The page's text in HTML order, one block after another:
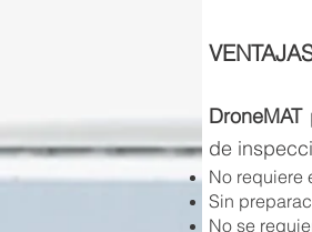
DroneMAT
de
No requiere
Sin
No se